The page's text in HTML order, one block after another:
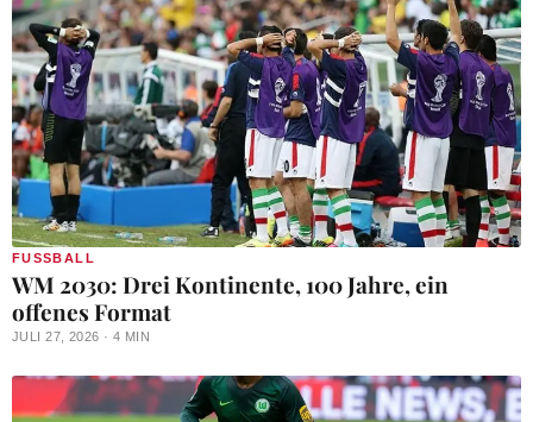
FUSSBALL
WM 2030: Drei Kontinente, 100 Jahre, ein
offenes Format
JULI 27, 2026 · 4 MIN